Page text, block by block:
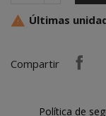
 Últimas
Compartir
Política de